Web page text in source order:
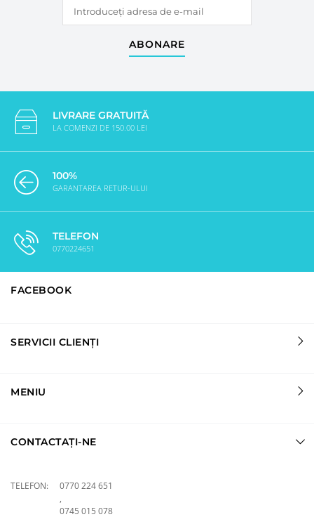
ABONARE
LIVRARE GRATUITĂ
LA COMENZI DE 150.00 LEI
100%
GARANTAREA RETUR-ULUI
TELEFON
0770224651
FACEBOOK
SERVICII CLIENȚI
MENIU
CONTACTAȚI-NE
TELEFON:
0770 224 651
,
0745 015 078